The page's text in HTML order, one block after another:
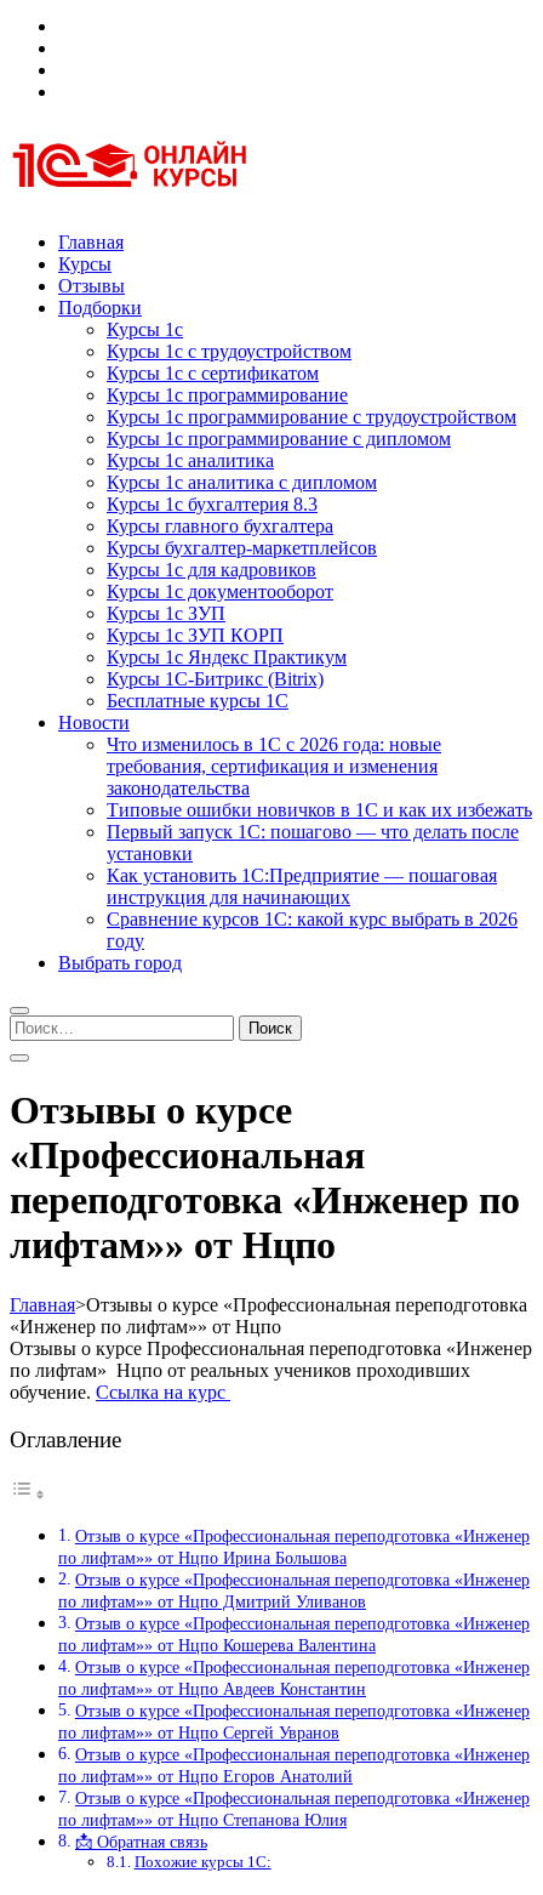
Курсы 1С
Курсы 1С официальная сертификация
Главная
Курсы
Отзывы
Подборки
Курсы 1с
Курсы 1с с трудоустройством
Курсы 1с с сертификатом
Курсы 1с программирование
Курсы 1с программирование с трудоустройством
Курсы 1с программирование с дипломом
Курсы 1с аналитика
Курсы 1с аналитика с дипломом
Курсы 1с бухгалтерия 8.3
Курсы главного бухгалтера
Курсы бухгалтер-маркетплейсов
Курсы 1с для кадровиков
Курсы 1с документооборот
Курсы 1с ЗУП
Курсы 1с ЗУП КОРП
Курсы 1с Яндекс Практикум
Курсы 1С-Битрикс (Bitrix)
Бесплатные курсы 1С
Новости
Что изменилось в 1С с 2026 года: новые
требования, сертификация и изменения
законодательства
Типовые ошибки новичков в 1С и как их избежать
Первый запуск 1С: пошагово — что делать после
установки
Как установить 1С:Предприятие — пошаговая
инструкция для начинающих
Сравнение курсов 1С: какой курс выбрать в 2026
году
Выбрать город
Найти:
Отзывы о курсе
«Профессиональная
переподготовка «Инженер по
лифтам»» от Нцпо
Главная>Отзывы о курсе «Профессиональная переподготовка
«Инженер по лифтам»» от Нцпо
Отзывы о курсе Профессиональная переподготовка «Инженер
по лифтам» Нцпо от реальных учеников проходивших
обучение. Ссылка на курс
Оглавление
Отзыв о курсе «Профессиональная переподготовка «Инженер
по лифтам»» от Нцпо Ирина Большова
Отзыв о курсе «Профессиональная переподготовка «Инженер
по лифтам»» от Нцпо Дмитрий Уливанов
Отзыв о курсе «Профессиональная переподготовка «Инженер
по лифтам»» от Нцпо Кошерева Валентина
Отзыв о курсе «Профессиональная переподготовка «Инженер
по лифтам»» от Нцпо Авдеев Константин
Отзыв о курсе «Профессиональная переподготовка «Инженер
по лифтам»» от Нцпо Сергей Увранов
Отзыв о курсе «Профессиональная переподготовка «Инженер
по лифтам»» от Нцпо Егоров Анатолий
Отзыв о курсе «Профессиональная переподготовка «Инженер
по лифтам»» от Нцпо Степанова Юлия
📩 Обратная связь
Похожие курсы 1С: